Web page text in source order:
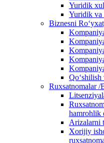
Yuridik
Yuridik va
Biznesni
Qo‘shilish
Ruxsatnomalar /
hamrohlik
Arizalarni
Xorijiy